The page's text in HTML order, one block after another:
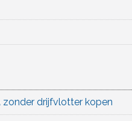
drijfvlotter kopen